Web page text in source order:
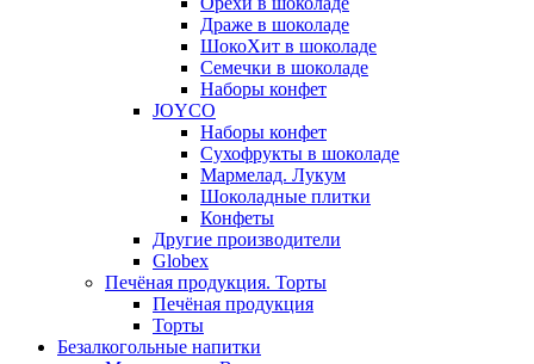
Драже в шоколаде
ШокоХит в шоколаде
Семечки в шоколаде
Наборы конфет
JOYCO
Наборы конфет
Сухофрукты в шоколаде
Мармелад. Лукум
Шоколадные плитки
Конфеты
Другие производители
Globex
Печёная продукция. Торты
Печёная продукция
Торты
Безалкогольные напитки